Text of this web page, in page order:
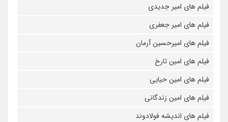
فیلم های امیر جدیدی
فیلم های امیر جعفری
فیلم های امیرحسین آرمان
فیلم های امین تارخ
فیلم های امین حیایی
فیلم های امین زندگانی
فیلم های اندیشه فولادوند